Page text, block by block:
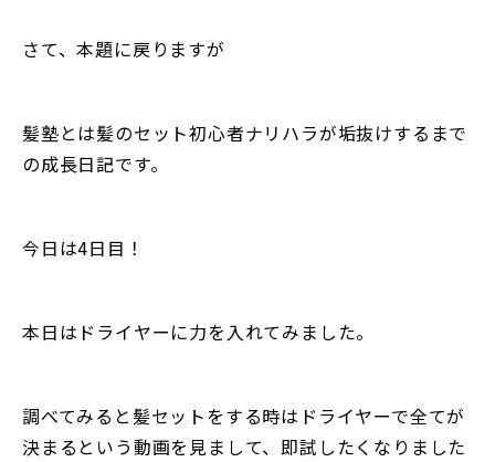
さて、本題に戻りますが
髪塾とは髪のセット初心者ナリハラが垢抜けするまで
の成長日記です。
今日は4日目！
本日はドライヤーに力を入れてみました。
調べてみると髪セットをする時はドライヤーで全てが
決まるという動画を見まして、即試したくなりました